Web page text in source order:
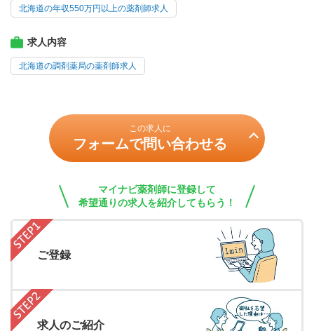
北海道の年収550万円以上の薬剤師求人
求人内容
北海道の調剤薬局の薬剤師求人
この求人に
フォームで問い合わせる
マイナビ薬剤師に登録して
希望通りの求人を紹介してもらう！
ご登録
求人のご紹介